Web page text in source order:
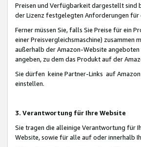
Preisen und Verfügbarkeit dargestellt sind
der Lizenz festgelegten Anforderungen für
Ferner müssen Sie, falls Sie Preise für ein
einer Preisvergleichsmaschine)
außerhalb der Amazon-Website angeboten
angeben, zu dem das Produkt auf der
Sie dürfen keine Partner-Links auf
einstellen.
3. Verantwortung für Ihre Website
Sie tragen die alleinige Verantwortung für
Website, sowie für alle auf oder innerhalb